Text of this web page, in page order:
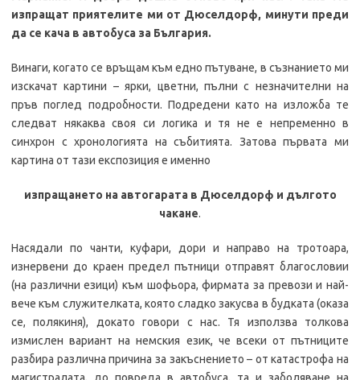
o
o
e
r
изпращат приятелите ми от Дюселдорф, минути преди
да се кача в автобуса за България.
Винаги, когато се връщам към едно пътуване, в съзнанието ми
изскачат картини – ярки, цветни, пълни с незначителни на
пръв поглед подробности. Подредени като на изложба те
следват някаква своя си логика и тя не е непременно в
синхрон с хронологията на събитията. Затова първата ми
картина от тази експозиция е именно
изпращането на автогаратав Дюселдорф и дългото
чакане.
Насядали по чанти, куфари, дори и направо на тротоара,
изнервени до краен предел пътници отправят благословии
(на различни езици) към шофьора, фирмата за превози и най-
вече към служителката, която сладко закусва в будката (оказа
се, полякиня), докато говори с нас. Тя използва толкова
измислен вариант на немския език, че всеки от пътниците
разбира различна причина за закъснението – от катастрофа на